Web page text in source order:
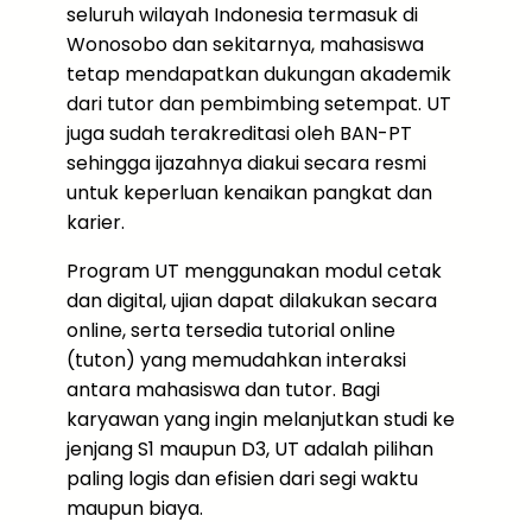
seluruh wilayah Indonesia termasuk di
Wonosobo dan sekitarnya, mahasiswa
tetap mendapatkan dukungan akademik
dari tutor dan pembimbing setempat. UT
juga sudah terakreditasi oleh BAN-PT
sehingga ijazahnya diakui secara resmi
untuk keperluan kenaikan pangkat dan
karier.
Program UT menggunakan modul cetak
dan digital, ujian dapat dilakukan secara
online, serta tersedia tutorial online
(tuton) yang memudahkan interaksi
antara mahasiswa dan tutor. Bagi
karyawan yang ingin melanjutkan studi ke
jenjang S1 maupun D3, UT adalah pilihan
paling logis dan efisien dari segi waktu
maupun biaya.